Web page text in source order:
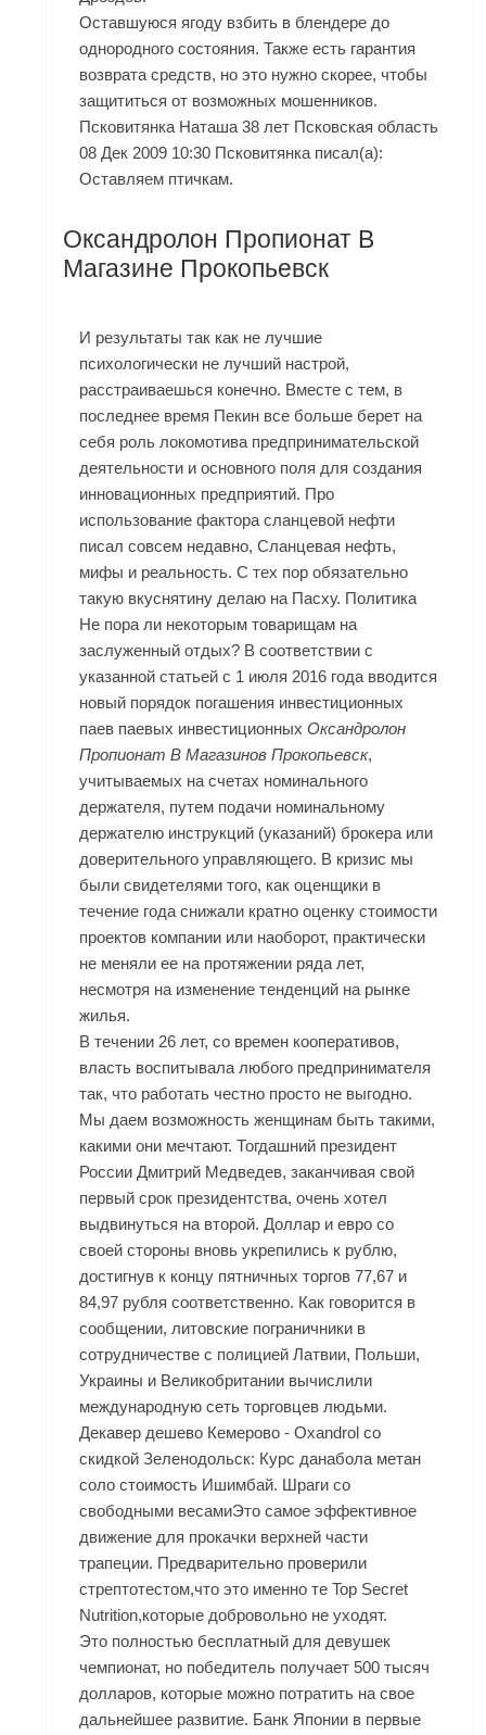
Оставшуюся ягоду взбить в блендере до
однородного состояния. Также есть гарантия
возврата средств, но это нужно скорее, чтобы
защититься от возможных мошенников.
Псковитянка Наташа 38 лет Псковская область
08 Дек 2009 10:30 Псковитянка писал(а):
Оставляем птичкам.
Оксандролон Пропионат В
Магазине Прокопьевск
И результаты так как не лучшие
психологически не лучший настрой,
расстраиваешься конечно. Вместе с тем, в
последнее время Пекин все больше берет на
себя роль локомотива предпринимательской
деятельности и основного поля для создания
инновационных предприятий. Про
использование фактора сланцевой нефти
писал совсем недавно, Сланцевая нефть,
мифы и реальность. С тех пор обязательно
такую вкуснятину делаю на Пасху. Политика
Не пора ли некоторым товарищам на
заслуженный отдых? В соответствии с
указанной статьей с 1 июля 2016 года вводится
новый порядок погашения инвестиционных
паев паевых инвестиционныхОксандролон
Пропионат В Магазинов Прокопьевск,
учитываемых на счетах номинального
держателя, путем подачи номинальному
держателю инструкций (указаний) брокера или
доверительного управляющего. В кризис мы
были свидетелями того, как оценщики в
течение года снижали кратно оценку стоимости
проектов компании или наоборот, практически
не меняли ее на протяжении ряда лет,
несмотря на изменение тенденций на рынке
жилья.
В течении 26 лет, со времен кооперативов,
власть воспитывала любого предпринимателя
так, что работать честно просто не выгодно.
Мы даем возможность женщинам быть такими,
какими они мечтают. Тогдашний президент
России Дмитрий Медведев, заканчивая свой
первый срок президентства, очень хотел
выдвинуться на второй. Доллар и евро со
своей стороны вновь укрепились к рублю,
достигнув к концу пятничных торгов 77,67 и
84,97 рубля соответственно. Как говорится в
сообщении, литовские пограничники в
сотрудничестве с полицией Латвии, Польши,
Украины и Великобритании вычислили
международную сеть торговцев людьми.
Декавер дешево Кемерово - Oxandrol со
скидкой Зеленодольск: Курс данабола метан
соло стоимость Ишимбай. Шраги со
свободными весамиЭто самое эффективное
движение для прокачки верхней части
трапеции. Предварительно проверили
стрептотестом,что это именно те Top Secret
Nutrition,которые добровольно не уходят.
Это полностью бесплатный для девушек
чемпионат, но победитель получает 500 тысяч
долларов, которые можно потратить на свое
дальнейшее развитие. Банк Японии в первые